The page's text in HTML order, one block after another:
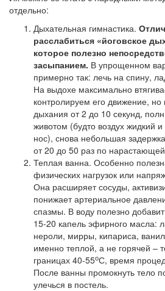
отдельно:
Дыхательная гимнастика.
расслабиться «йоговское
которое полезно
засыпанием. В упрощенном
примерно так: лечь на спину,
На выдохе максимально
контролируем его движение,
дыхания от 2 до 10 секунд,
животом (будто воздух жидкий
нос), снова небольшая
от 20 до 50 раз по
Теплая ванна. Особенно
физических нагрузок или
Она расширяет сосуды,
понижает артериальное
спазмы. В воду полезно
15-20 капель эфирного масла:
нероли, мирры, кипариса,
именно теплой, а не горячей –
границах 40-55оС, время
После ванны промокнуть тело
улечься в постель.